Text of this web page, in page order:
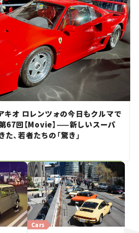
キオ ロレンツォの今日もクルマで
第67回【Movie】——新しいスーパ
、若者たちの「驚き」
Cars